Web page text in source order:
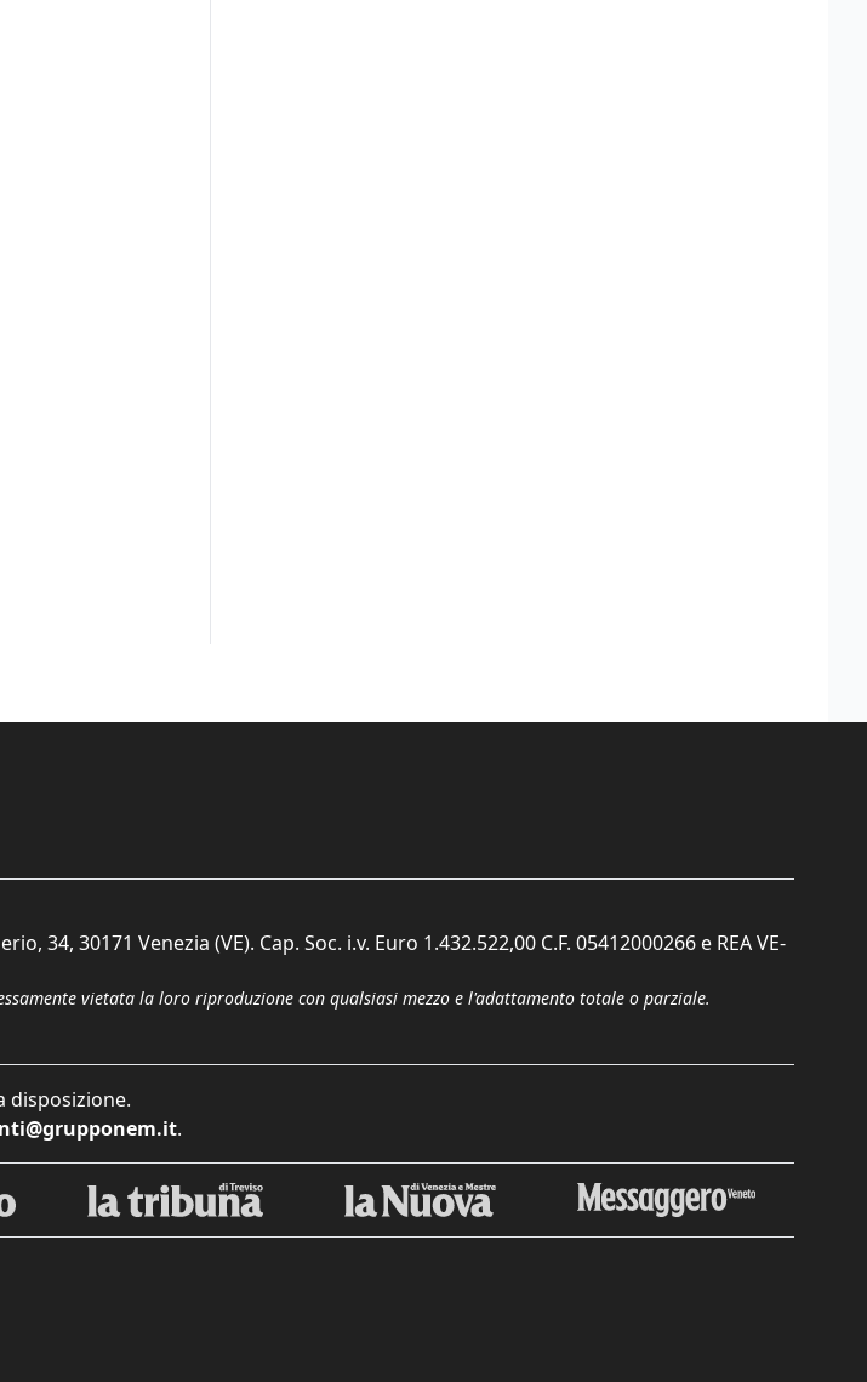
34, 30171 Venezia (VE). Cap. Soc. i.v. Euro 1.432.522,00 C.F. 05412000266 e REA VE-
vietata la loro riproduzione con qualsiasi mezzo e l'adattamento totale o parziale.
disposizione.
.